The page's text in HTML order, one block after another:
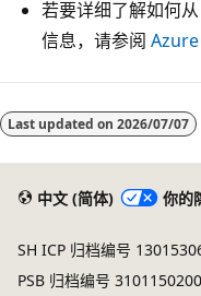
若要详细了解如何
信息，请参阅
阅
读Last updated on 2026/07/07
中文 (简体) 你的
SH ICP 归档编号
PSB 归档编号